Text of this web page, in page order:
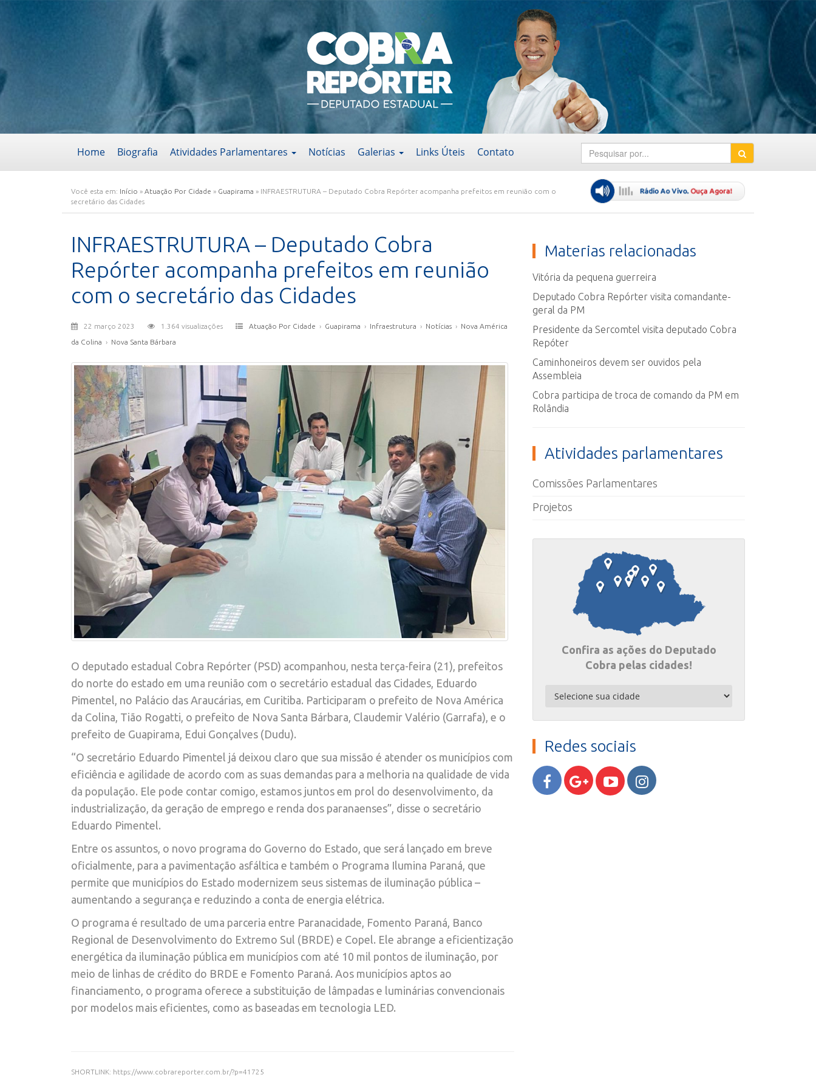
Home Biografia Atividades Parlamentares Notícias Galerias Links Úteis Contato
Você esta em: Início » Atuação Por Cidade » Guapirama » INFRAESTRUTURA – Deputado Cobra Repórter acompanha prefeitos em reunião com o
secretário das Cidades
INFRAESTRUTURA – Deputado Cobra
Repórter acompanha prefeitos em reunião
com o secretário das Cidades
22 março 2023 1.364 visualizações Atuação Por Cidade › Guapirama › Infraestrutura › Notícias › Nova América
da Colina › Nova Santa Bárbara
O deputado estadual Cobra Repórter (PSD) acompanhou, nesta terça-feira (21), prefeitos
do norte do estado em uma reunião com o secretário estadual das Cidades, Eduardo
Pimentel, no Palácio das Araucárias, em Curitiba. Participaram o prefeito de Nova América
da Colina, Tião Rogatti, o prefeito de Nova Santa Bárbara, Claudemir Valério (Garrafa), e o
prefeito de Guapirama, Edui Gonçalves (Dudu).
“O secretário Eduardo Pimentel já deixou claro que sua missão é atender os municípios com
eficiência e agilidade de acordo com as suas demandas para a melhoria na qualidade de vida
da população. Ele pode contar comigo, estamos juntos em prol do desenvolvimento, da
industrialização, da geração de emprego e renda dos paranaenses”, disse o secretário
Eduardo Pimentel.
Entre os assuntos, o novo programa do Governo do Estado, que será lançado em breve
oficialmente, para a pavimentação asfáltica e também o Programa Ilumina Paraná, que
permite que municípios do Estado modernizem seus sistemas de iluminação pública –
aumentando a segurança e reduzindo a conta de energia elétrica.
O programa é resultado de uma parceria entre Paranacidade, Fomento Paraná, Banco
Regional de Desenvolvimento do Extremo Sul (BRDE) e Copel. Ele abrange a eficientização
energética da iluminação pública em municípios com até 10 mil pontos de iluminação, por
meio de linhas de crédito do BRDE e Fomento Paraná. Aos municípios aptos ao
financiamento, o programa oferece a substituição de lâmpadas e luminárias convencionais
por modelos mais eficientes, como as baseadas em tecnologia LED.
SHORTLINK: https://www.cobrareporter.com.br/?p=41725
Materias relacionadas
Vitória da pequena guerreira
Deputado Cobra Repórter visita comandante-
geral da PM
Presidente da Sercomtel visita deputado Cobra
Repóter
Caminhoneiros devem ser ouvidos pela
Assembleia
Cobra participa de troca de comando da PM em
Rolândia
Atividades parlamentares
Comissões Parlamentares
Projetos
Confira as ações do Deputado
Cobra pelas cidades!
Redes sociais